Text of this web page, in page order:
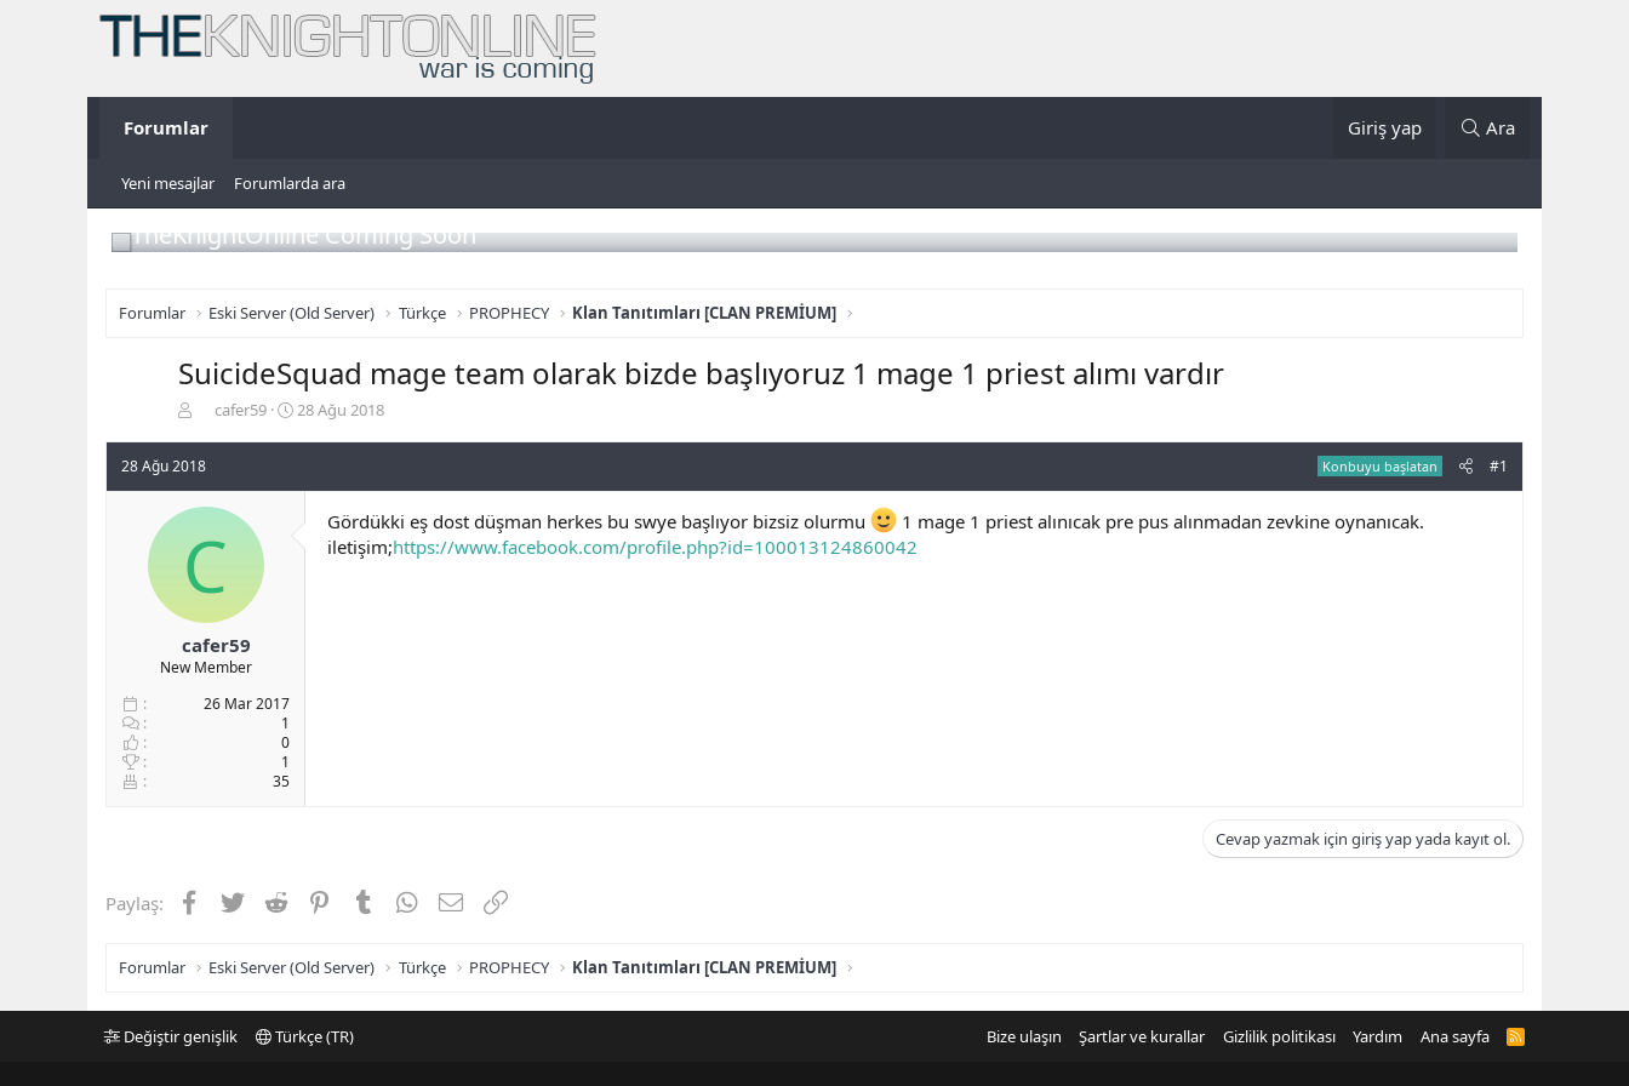
Forumlar Giriş yap Ara
Yeni mesajlar Forumlarda ara
TheKnightOnline Coming Soon
Forumlar Eski Server (Old Server) Türkçe PROPHECY Klan Tanıtımları [CLAN PREMİUM]
SuicideSquad mage team olarak bizde başlıyoruz 1 mage 1 priest alımı vardır
b
u
u
b
a
l
a
t
cafer59
B
a
28 Ağu 2018
28 Ağu 2018 Konbuyu başlatan #1
C
cafer59
New Member
26 Mar 2017
1
0
1
35
Gördükki eş dost düşman herkes bu swye başlıyor bizsiz olurmu
1 mage 1 priest alınıcak pre pus alınmadan zevkine oynanıcak.
iletişim;https://www.facebook.com/profile.php?id=100013124860042
Cevap yazmak için giriş yap yada kayıt ol.
Paylaş: Facebook
TwitterReddit PinterestTumblrWhatsApp
E-postaLink
Forumlar Eski Server (Old Server) Türkçe PROPHECY Klan Tanıtımları [CLAN PREMİUM]
Değiştir genişlik Türkçe (TR) Bize ulaşın Şartlar ve kurallar Gizlilik politikası Yardım Ana sayfa
R